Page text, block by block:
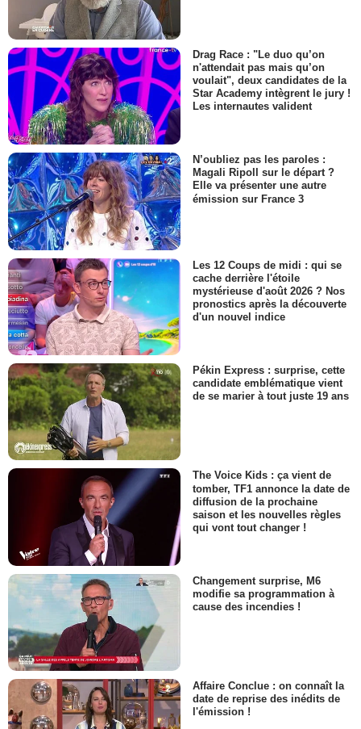
Drag Race : "Le duo qu’on
n'attendait pas mais qu’on
voulait", deux candidates de la
Star Academy intègrent le jury !
Les internautes valident
N’oubliez pas les paroles :
Magali Ripoll sur le départ ?
Elle va présenter une autre
émission sur France 3
Les 12 Coups de midi : qui se
cache derrière l'étoile
mystérieuse d'août 2026 ? Nos
pronostics après la découverte
d'un nouvel indice
Pékin Express : surprise, cette
candidate emblématique vient
de se marier à tout juste 19 ans
The Voice Kids : ça vient de
tomber, TF1 annonce la date de
diffusion de la prochaine
saison et les nouvelles règles
qui vont tout changer !
Changement surprise, M6
modifie sa programmation à
cause des incendies !
Affaire Conclue : on connaît la
date de reprise des inédits de
l'émission !